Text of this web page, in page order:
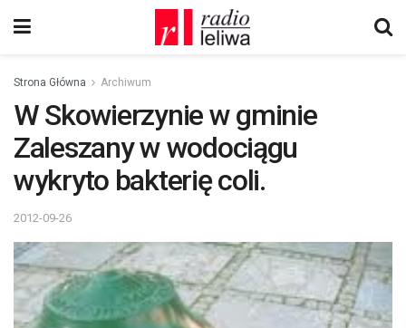
Strona Główna Archiwum
W Skowierzynie w gminie
Zaleszany w wodociągu
wykryto bakterię coli.
2012-09-26